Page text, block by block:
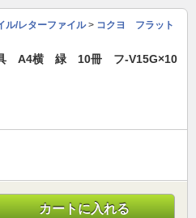
ル/レターファイル> コクヨ フラット
具 A4横 緑 10冊 フ-V15G×10
カートに入れる